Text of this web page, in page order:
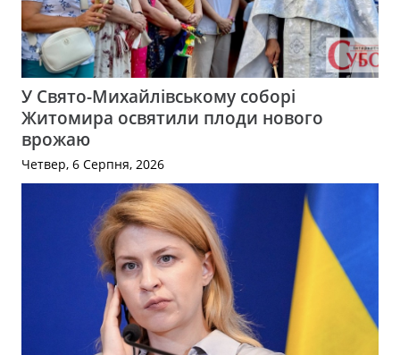
У Свято-Михайлівському соборі
Житомира освятили плоди нового
врожаю
Четвер, 6 Серпня, 2026